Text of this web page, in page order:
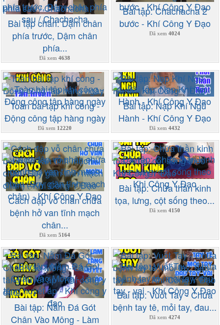
Bài tập chân: Dậm chân
phía trước, Dậm chân
phía...
Đã xem4638
Bài tập: Chachacha 2
bước - Khí Công Y Đạo
Đã xem4024
Toàn bài tập khí công -
Động công tập hàng ngày
Đã xem 12220
Bài tập: Nạp Khí Ngũ
Hành - Khí Công Y Đạo
Đã xem4432
Cách đập vỗ chân chữa
bệnh hở van tĩnh mạch
chân...
Đã xem5164
Bài tập: Chữa thần kinh
tọa, lưng, cột sống theo...
Đã xem4150
Bài tập: Nằm Đá Gót
Chân Vào Mông - Làm
Bài tập: Vuốt Tay - Chữa
bệnh tay tê, mỏi tay, đau...
Đã xem4274